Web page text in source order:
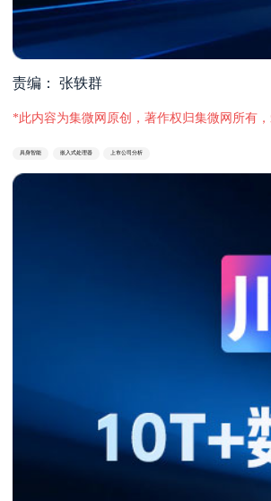
责编： 张轶群
*此内容为集微网原创，著作权归集微网所有
具身智能 嵌入式处理器 上市公司分析